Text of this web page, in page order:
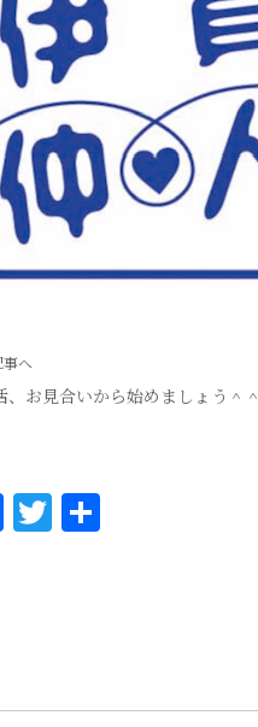
事へ
、お見合いから始めましょう＾＾
F
a
o
T
w